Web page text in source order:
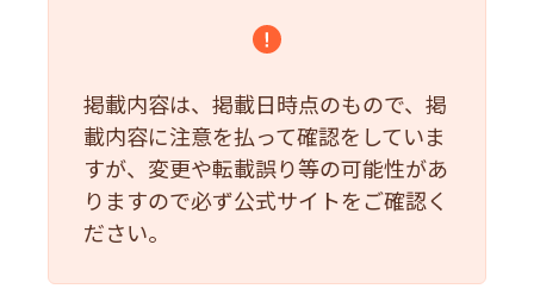
掲載内容は、掲載日時点のもので、掲
載内容に注意を払って確認をしていま
すが、変更や転載誤り等の可能性があ
りますので必ず公式サイトをご確認く
ださい。